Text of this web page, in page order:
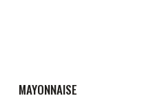
MAYONNAISE